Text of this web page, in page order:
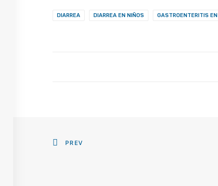
DIARREA DIARREA EN NIÑOS GASTROENTERITIS
PREV